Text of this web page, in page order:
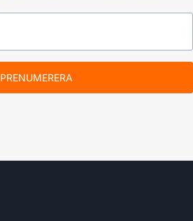
PRENUMERERA